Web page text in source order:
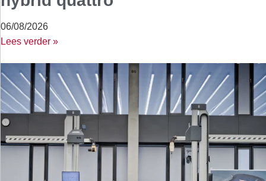
06/08/2026
Lees verder »